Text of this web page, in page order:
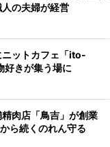
の夫婦が経営
ニットカフェ「ito-
きが集う場に
肉店「鳥吉」が創業
ら続くのれん守る